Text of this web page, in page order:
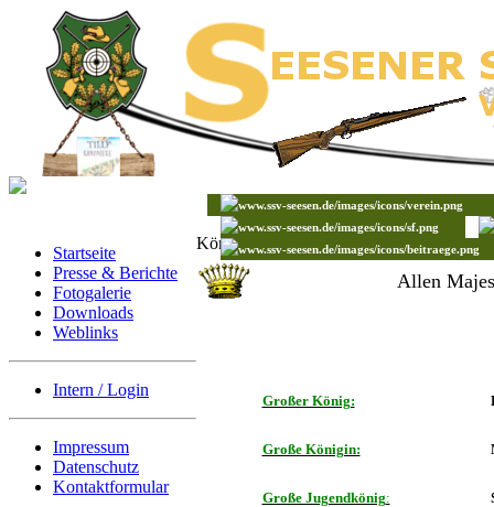
Startseite
Presse & Berichte
Fotogalerie
Downloads
Weblinks
Intern / Login
Impressum
Datenschutz
Kontaktformular
Könige 2018
Allen
Großer König:
Große Königin:
Große Jugendkönig: